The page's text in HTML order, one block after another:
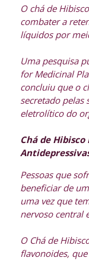
O chá de
combater a
líquidos por
Uma pesquisa
for Medicinal
concluiu que o
secretado pelas
eletrolítico do
Chá de
Pessoas que
beneficiar de
uma vez que
nervoso central
O Chá de
flavonoides,